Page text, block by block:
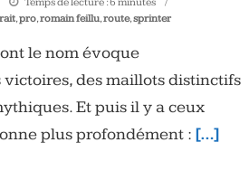
,pro,romain feillu,route,sprinter
le nom évoque
des maillots distinctifs
Et puis il y a ceux
plus profondément : […]